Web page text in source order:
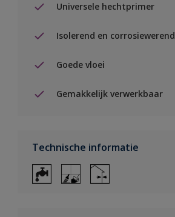
Universele hechtprimer
Isolerend en corrosiewerend
Goede vloei
Gemakkelijk verwerkbaar
Technische informatie